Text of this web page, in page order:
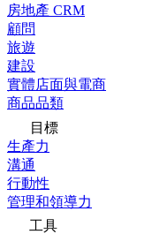
房地產 CRM
顧問
旅遊
建設
實體店面與電商
商品品類
目標
生產力
溝通
行動性
管理和領導力
工具